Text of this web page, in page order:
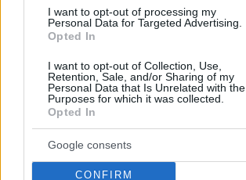
I want to opt-out of processing my
Personal Data for Targeted Advertising.
Opted In
I want to opt-out of Collection, Use,
Retention, Sale, and/or Sharing of my
Personal Data that Is Unrelated with the
Purposes for which it was collected.
Opted In
Google consents
CONFIRM
Hirdetés